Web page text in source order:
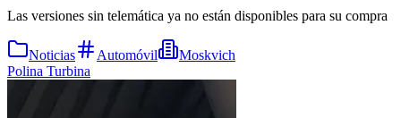
Las versiones sin telemática ya no están disponibles para su compra
Noticias Automóvil
Moskvich
Polina Turbina